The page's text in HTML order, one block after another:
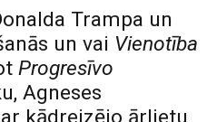
Trampa un
un vai Vienotība
Progresīvo
Agneses
kādreizējo ārlietu